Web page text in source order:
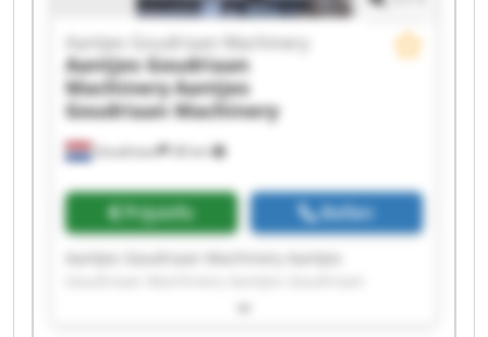
Goudriaan 38 km
Aantjes Goudriaan Machinery
Aantjes Goudriaan
MachineryAantjes
Goudriaan Machinery
Prijsinfo Bellen
Aantjes Goudriaan Machinery Aantjes
Machinery Aantjes Goudriaan Machinery